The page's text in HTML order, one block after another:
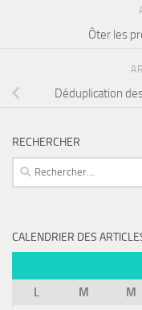
Ôter les
Déduplication
RECHERCHER
Rechercher :
CALENDRIER DES
L
M M